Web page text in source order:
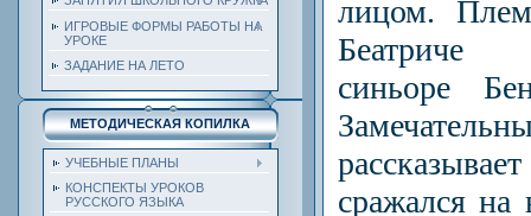
ИГРОВЫЕ ФОРМЫ РАБОТЫ НА
УРОКЕ
ЗАДАНИЕ НА ЛЕТО
МЕТОДИЧЕСКАЯ КОПИЛКА
УЧЕБНЫЕ ПЛАНЫ
КОНСПЕКТЫ УРОКОВ
РУССКОГО ЯЗЫКА
лицом.
Бе­атриче
синьоре
сражался